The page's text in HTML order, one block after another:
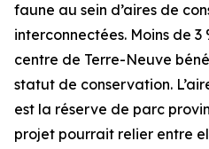
faune au sein d’aires de
interconnectées. Moins de 3
centre de Terre-Neuve
statut de conservation.
est la réserve de parc
projet pourrait relier entre